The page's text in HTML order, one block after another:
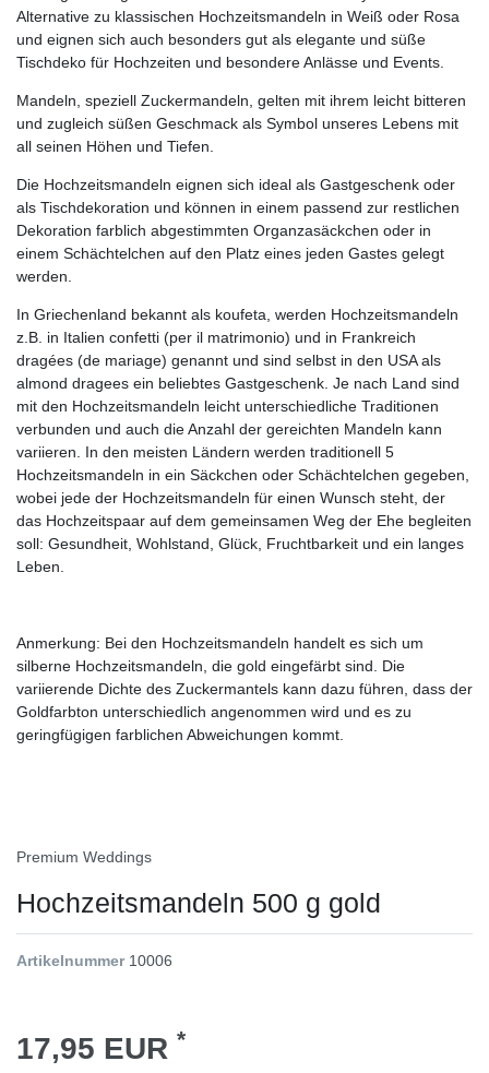
Alternative zu klassischen Hochzeitsmandeln in Weiß oder Rosa
und eignen sich auch besonders gut als elegante und süße
Tischdeko für Hochzeiten und besondere Anlässe und Events.
Mandeln, speziell Zuckermandeln, gelten mit ihrem leicht bitteren
und zugleich süßen Geschmack als Symbol unseres Lebens mit
all seinen Höhen und Tiefen.
Die Hochzeitsmandeln eignen sich ideal als Gastgeschenk oder
als Tischdekoration und können in einem passend zur restlichen
Dekoration farblich abgestimmten Organzasäckchen oder in
einem Schächtelchen auf den Platz eines jeden Gastes gelegt
werden.
In Griechenland bekannt als koufeta, werden Hochzeitsmandeln
z.B. in Italien confetti (per il matrimonio) und in Frankreich
dragées (de mariage) genannt und sind selbst in den USA als
almond dragees ein beliebtes Gastgeschenk. Je nach Land sind
mit den Hochzeitsmandeln leicht unterschiedliche Traditionen
verbunden und auch die Anzahl der gereichten Mandeln kann
variieren. In den meisten Ländern werden traditionell 5
Hochzeitsmandeln in ein Säckchen oder Schächtelchen gegeben,
wobei jede der Hochzeitsmandeln für einen Wunsch steht, der
das Hochzeitspaar auf dem gemeinsamen Weg der Ehe begleiten
soll: Gesundheit, Wohlstand, Glück, Fruchtbarkeit und ein langes
Leben.
Anmerkung: Bei den Hochzeitsmandeln handelt es sich um
silberne Hochzeitsmandeln, die gold eingefärbt sind. Die
variierende Dichte des Zuckermantels kann dazu führen, dass der
Goldfarbton unterschiedlich angenommen wird und es zu
geringfügigen farblichen Abweichungen kommt.
Premium Weddings
Hochzeitsmandeln 500 g gold
Artikelnummer 10006
17,95 EUR *